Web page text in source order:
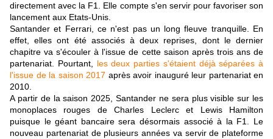
directement avec la F1. Elle compte s'en servir pour favoriser son
lancement aux Etats-Unis.
Santander et Ferrari, ce n'est pas un long fleuve tranquille. En
effet, elles ont été associés à deux reprises, dont le dernier
chapitre va s'écouler à l'issue de cette saison après trois ans de
partenariat. Pourtant, les deux parties s'étaient déjà séparées à
l'issue de la saison 2017 après avoir inauguré leur partenariat en
2010.
A partir de la saison 2025, Santander ne sera plus visible sur les
monoplaces rouges de Charles Leclerc et Lewis Hamilton
puisque le géant bancaire sera désormais associé à la F1. Le
nouveau partenariat de plusieurs années va servir de plateforme